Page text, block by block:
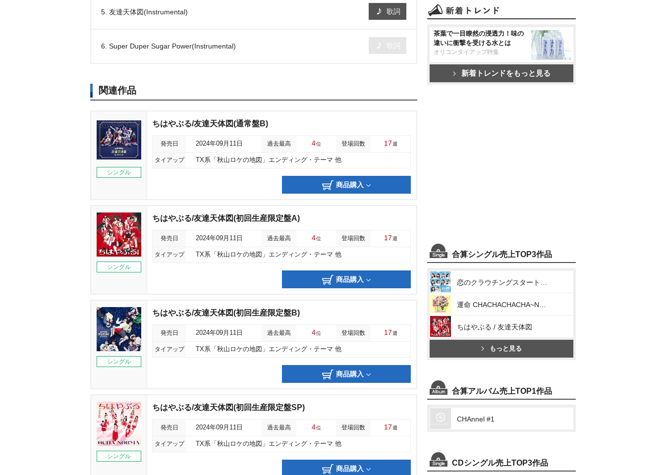
5. 友達天体図(Instrumental) 歌詞
6. Super Duper Sugar Power(Instrumental)
関連作品
シングル
ちはやぶる/友達天体図(通常盤B)
発売日 2024年09月11日 過去最高 4位 登場回数 17週
タイアップ TX系「秋山ロケの地図」エンディング・テーマ 他
商品購入
シングル
ちはやぶる/友達天体図(初回生産限定盤A)
発売日 2024年09月11日 過去最高 4位 登場回数 17週
タイアップ TX系「秋山ロケの地図」エンディング・テーマ 他
商品購入
シングル
ちはやぶる/友達天体図(初回生産限定盤B)
発売日 2024年09月11日 過去最高 4位 登場回数 17週
タイアップ TX系「秋山ロケの地図」エンディング・テーマ 他
商品購入
シングル
ちはやぶる/友達天体図(初回生産限定盤SP)
発売日 2024年09月11日 過去最高 4位 登場回数 17週
タイアップ TX系「秋山ロケの地図」エンディング・テーマ 他
商品購入
茶葉で一目瞭然の浸透力！味の
違いに衝撃を受ける水とは
オリコンタイアップ特集
新着トレンドをもっと見る
合算シングル売上TOP3作品
ちはやぶる / 友達天体図
もっと見る
合算アルバム売上TOP1作品
CHAnnel #1
CDシングル売上TOP3作品